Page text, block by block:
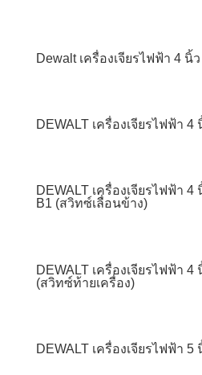
Dewalt เครื่องเจียรไฟฟ้า 4 นิ้
DEWALT เครื่องเจียรไฟฟ้า 4
DEWALT เครื่องเจียรไฟฟ้า
B1 (สวิทซ์เลื่อนข้าง)
DEWALT เครื่องเจียรไฟฟ้า 4
(สวิทซ์ท้ายเครื่อง)
DEWALT เครื่องเจียรไฟฟ้า 5